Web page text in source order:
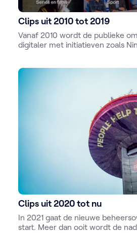
Clips uit 2010 tot 2019
Vanaf 2010 wordt de publieke
digitaler met initiatieven zoals
Ketnet krijgt een eigen kanaal.
Clips uit 2020 tot nu
In 2021 gaat de nieuwe
start. Meer dan ooit wordt de